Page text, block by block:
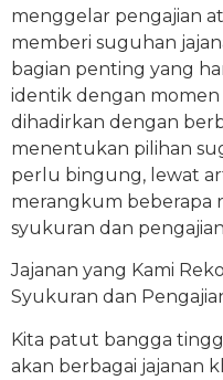
menggelar pengajian
memberi suguhan
bagian penting yang
identik dengan
dihadirkan dengan
menentukan pilihan
perlu bingung, lewat
merangkum beberapa
syukuran dan
Jajanan yang Kami
Syukuran dan
Kita patut bangga
akan berbagai jajanan